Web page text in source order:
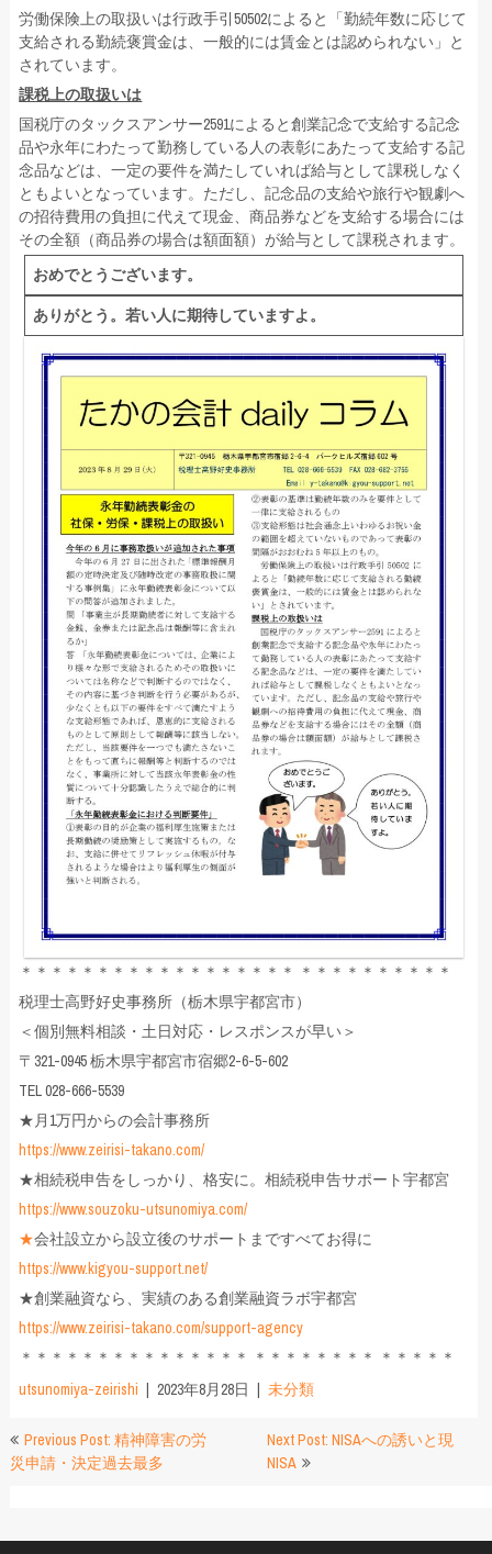
労働保険上の取扱いは行政手引50502によると「勤続年数に応じて
支給される勤続褒賞金は、一般的には賃金とは認められない」と
されています。
課税上の取扱いは
国税庁のタックスアンサー2591によると創業記念で支給する記念
品や永年にわたって勤務している人の表彰にあたって支給する記
念品などは、一定の要件を満たしていれば給与として課税しなく
ともよいとなっています。ただし、記念品の支給や旅行や観劇へ
の招待費用の負担に代えて現金、商品券などを支給する場合には
その全額（商品券の場合は額面額）が給与として課税されます。
おめでとうございます。
ありがとう。若い人に期待していますよ。
＊＊＊＊＊＊＊＊＊＊＊＊＊＊＊＊＊＊ ＊＊＊＊＊＊＊＊＊＊
税理士高野好史事務所（栃木県宇都宮市）
＜個別無料相談・土日対応・レスポンスが早い＞
〒321-0945 栃木県宇都宮市宿郷2-6-5-602
TEL 028-666-5539
★月1万円からの会計事務所
https://www.zeirisi-takano.com/
★相続税申告をしっかり、格安に。相続税申告サポート宇都宮
https://www.souzoku-utsunomiya.com/
★会社設立から設立後のサポートまですべてお得に
https://www.kigyou-support.net/
★創業融資なら、実績のある創業融資ラボ宇都宮
https://www.zeirisi-takano.com/support-agency
＊＊＊＊＊＊＊＊＊＊＊＊＊＊＊ ＊＊＊＊＊＊＊＊ ＊＊＊＊＊
utsunomiya-zeirishi
2023年8月28日 未分類
投
稿
ビ
Previous Post: 精神障害の労
災申請・決定過去最多
Next Post: NISAへの誘いと現
NISA